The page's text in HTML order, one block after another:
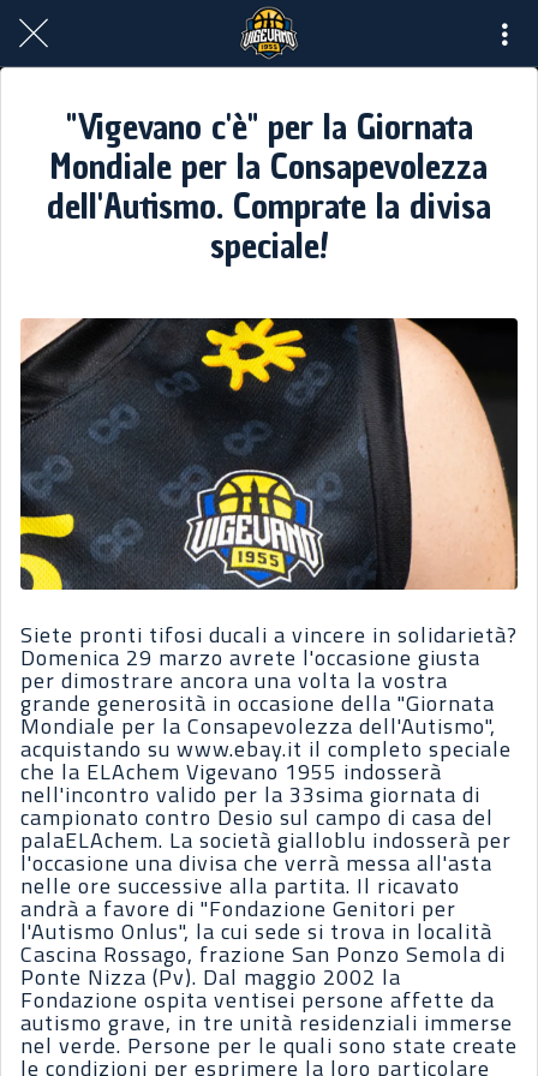
"Vigevano c'è" per la Giornata
Mondiale per la Consapevolezza
dell'Autismo. Comprate la divisa
speciale!
Siete pronti tifosi ducali a vincere in solidarietà?
Domenica 29 marzo avrete l'occasione giusta
per dimostrare ancora una volta la vostra
grande generosità in occasione della "Giornata
Mondiale per la Consapevolezza dell'Autismo",
acquistando su www.ebay.it il completo speciale
che la ELAchem Vigevano 1955 indosserà
nell'incontro valido per la 33sima giornata di
campionato contro Desio sul campo di casa del
palaELAchem. La società gialloblu indosserà per
l'occasione una divisa che verrà messa all'asta
nelle ore successive alla partita. Il ricavato
andrà a favore di "Fondazione Genitori per
l'Autismo Onlus", la cui sede si trova in località
Cascina Rossago, frazione San Ponzo Semola di
Ponte Nizza (Pv). Dal maggio 2002 la
Fondazione ospita ventisei persone affette da
autismo grave, in tre unità residenziali immerse
nel verde. Persone per le quali sono state create
le condizioni per esprimere la loro particolare